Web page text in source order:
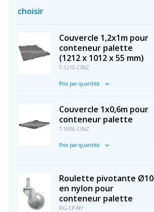
choisir
Couvercle 1,2x1m pour
conteneur palette
(1212 x 1012 x 55 mm)
T-1210-CINZ
Prix par quantité
Couvercle 1x0,6m pour
conteneur palette
T-1006-CINZ
Prix par quantité
Roulette pivotante Ø10
en nylon pour
conteneur palette
RG-CP-NY